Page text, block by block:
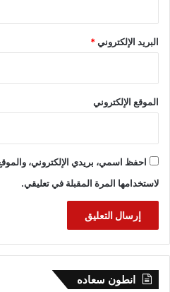
البريد الإلكتروني*
الموقع الإلكتروني
احفظ اسمي، بريدي الإلكتروني،
لاستخدامها المرة المقبلة في تعليقي.
انطون سعاده